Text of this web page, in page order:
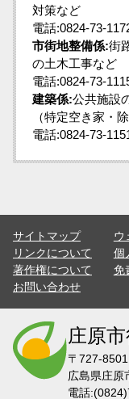
対策など
電話:0824-73-
市街地整備係:街
の土木工事など
電話:0824-73-
建築係:公共施設
（特定空き家・
電話:0824-73-
サイトマップ
ウ
リンクについて
個
著作権について
免
お問い合わせ
庄原
〒727-8501
広島県庄原
電話